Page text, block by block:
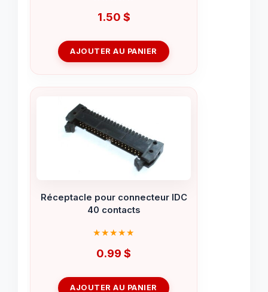
1.50 $
AJOUTER AU PANIER
Réceptacle pour connecteur IDC
40 contacts
0.99 $
AJOUTER AU PANIER